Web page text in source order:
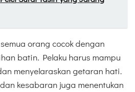
orang cocok dengan
batin. Pelaku harus mampu
menyelaraskan getaran hati.
kesabaran juga menentukan